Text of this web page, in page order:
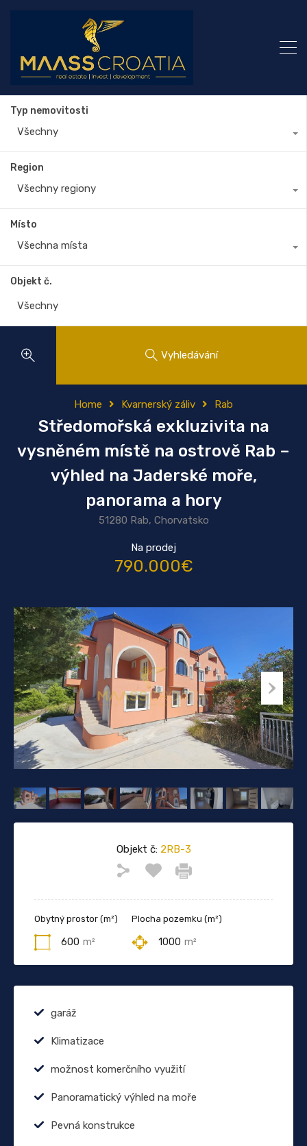
Typ nemovitosti
Všechny
Region
Všechny regiony
Místo
Všechna místa
Objekt č.
Vyhledávání
Home Kvarnerský záliv Rab
Středomořská exkluzivita na
vysněném místě na ostrově Rab –
výhled na Jaderské moře,
panorama a hory
51280 Rab, Chorvatsko
Na prodej
790.000€
Objekt č:2RB-3
Obytný prostor (m²)
600 m²
Plocha pozemku (m²)
1000 m²
garáž
Klimatizace
možnost komerčního využití
Panoramatický výhled na moře
Pevná konstrukce